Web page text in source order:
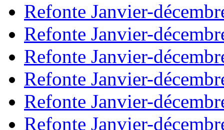
Refonte Janvier-
Refonte Janvier-
Refonte Janvier-
Refonte Janvier-
Refonte Janvier-
Refonte Janvier-